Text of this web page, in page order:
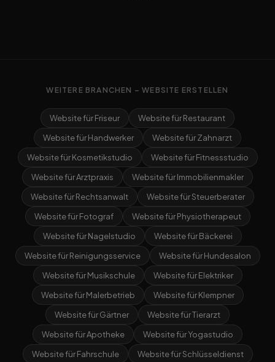
WEITERE BRANCHEN – WEBSITE ERSTELLEN
Website für Friseur
Website für Restaurant
Website für Handwerker
Website für Zahnarzt
Website für Kosmetikstudio
Website für Fitnessstudio
Website für Arztpraxis
Website für Immobilienmakler
Website für Rechtsanwalt
Website für Steuerberater
Website für Fotograf
Website für Physiotherapeut
Website für Nagelstudio
Website für Bäckerei
Website für Reinigungsservice
Website für Hundesalon
Website für Musikschule
Website für Elektriker
Website für Malerbetrieb
Website für Klempner
Website für Gärtner
Website für Tierarzt
Website für Apotheke
Website für Yogastudio
Website für Fahrschule
Website für Schlüsseldienst